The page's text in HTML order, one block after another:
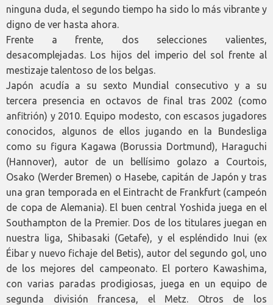
ninguna duda, el segundo tiempo ha sido lo más vibrante y
digno de ver hasta ahora.
Frente a frente, dos selecciones valientes,
desacomplejadas. Los hijos del imperio del sol frente al
mestizaje talentoso de los belgas.
Japón acudía a su sexto Mundial consecutivo y a su
tercera presencia en octavos de final tras 2002 (como
anfitrión) y 2010. Equipo modesto, con escasos jugadores
conocidos, algunos de ellos jugando en la Bundesliga
como su figura Kagawa (Borussia Dortmund), Haraguchi
(Hannover), autor de un bellísimo golazo a Courtois,
Osako (Werder Bremen) o Hasebe, capitán de Japón y tras
una gran temporada en el Eintracht de Frankfurt (campeón
de copa de Alemania). El buen central Yoshida juega en el
Southampton de la Premier. Dos de los titulares juegan en
nuestra liga, Shibasaki (Getafe), y el espléndido Inui (ex
Éibar y nuevo fichaje del Betis), autor del segundo gol, uno
de los mejores del campeonato. El portero Kawashima,
con varias paradas prodigiosas, juega en un equipo de
segunda división francesa, el Metz. Otros de los